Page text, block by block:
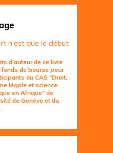
n'est que le début
d'auteur de ce livre
fonds de bourse pour
du CAS "Droit,
légale et science
en Afrique" de
de Genève et du